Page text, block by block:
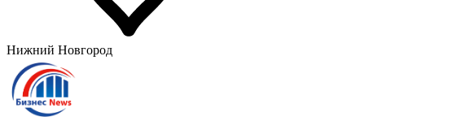
Нижний Новгород